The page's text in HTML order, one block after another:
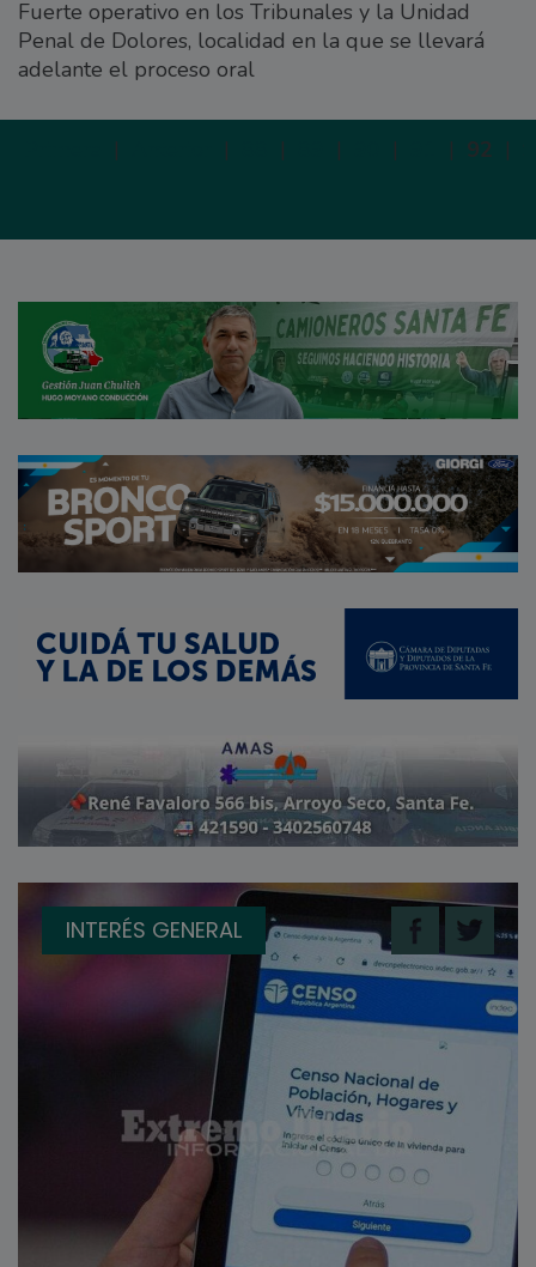
Fuerte operativo en los Tribunales y la Unidad
Penal de Dolores, localidad en la que se llevará
adelante el proceso oral
| | | | | | 92 |
INTERÉS GENERAL